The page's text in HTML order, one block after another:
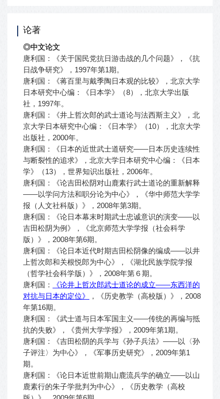
论著
◎中文论文
唐利国：《关于国民党抗日游击战的几个问题》，《抗
日战争研究》，1997年第1期。
唐利国：《蒋百里与戴季陶日本观的比较》，北京大学
日本研究中心编：《日本学》（8），北京大学出版
社，1997年。
唐利国：《井上哲次郎的武士道论与法西斯主义》，北
京大学日本研究中心编：《日本学》（10），北京大学
出版社，2000年。
唐利国：《日本的近世武士道研究——日本历史连续性
与断裂性的追求》，北京大学日本研究中心编：《日本
学》（13），世界知识出版社，2006年。
唐利国：《论吉田松阴对山鹿素行武士道论的重新解释
——以学问方法和职分论为中心》，《华中师范大学学
报（人文社科版）》，2008年第3期。
唐利国：《论日本幕末时期武士忠诚意识的演变——以
吉田松阴为例》，《北京师范大学学报（社会科学
版）》，2008年第6期。
唐利国：《论日本近代时期吉田松阴像的编成——以井
上哲次郎和关根悦郎为中心》，《湖北民族学院学报
（哲学社会科学版）》，2008年第６期。
唐利国：
《论井上哲次郎武士道论的成立——东西洋的
对抗与日本的定位》
，《历史教学（高校版）》，2008
年第16期。
唐利国：《武士道与日本军国主义――传统的再编与抵
抗的失败》，《贵州大学学报》，2009年第1期。
唐利国：《吉田松阴的兵学与《孙子兵法》――以〈孙
子评注〉为中心》，《军事历史研究》，2009年第1
期。
唐利国：《论日本近世前期山鹿流兵学的确立——以山
鹿素行的朱子学批判为中心》，《历史教学（高校